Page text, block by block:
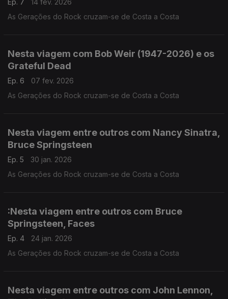
Ep. 7
14 fev. 2026
As Gerações do Rock cruzam-se de Costa a Costa
Nesta viagem com Bob Weir (1947-2026) e os
Grateful Dead
Ep. 6
07 fev. 2026
As Gerações do Rock cruzam-se de Costa a Costa
Nesta viagem entre outros com Nancy Sinatra,
Bruce Springsteen
Ep. 5
30 jan. 2026
As Gerações do Rock cruzam-se de Costa a Costa
:Nesta viagem entre outros com Bruce
Springsteen, Faces
Ep. 4
24 jan. 2026
As Gerações do Rock cruzam-se de Costa a Costa
Nesta viagem entre outros com John Lennon,